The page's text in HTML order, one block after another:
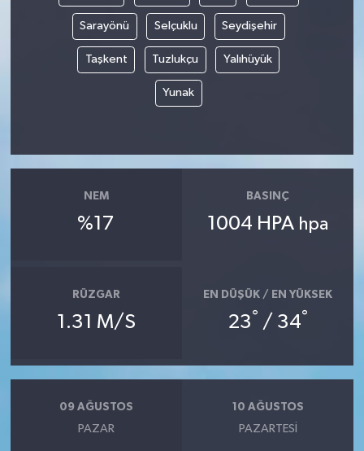
Sarayönü Selçuklu Seydişehir
Taşkent Tuzlukçu Yalıhüyük
Yunak
NEM
%17
BASINÇ
1004 HPA hpa
RÜZGAR
1.31 M/S
EN DÜŞÜK / EN YÜKSEK
23° / 34°
09 AĞUSTOS
PAZAR
10 AĞUSTOS
PAZARTESI